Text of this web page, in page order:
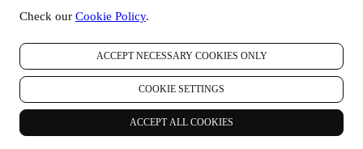
Check our Cookie Policy.
ACCEPT NECESSARY COOKIES ONLY
COOKIE SETTINGS
ACCEPT ALL COOKIES
interesse gebaseerde advertenties, inhoud of communicatie te
acties beperken door uw cookie-instellingen te beheren
voor het gebruik van de Website). Let op: dit betekent niet dat
u geen advertenties, aanbiedingen of communicatie meer
ontvangt. U blijft algemene advertenties, aanbiedingen of
communicatie ontvangen. Voor meer informatie over hoe wij
cookies gebruiken en hoe u ze kunt verwijderen, raadpleegt u